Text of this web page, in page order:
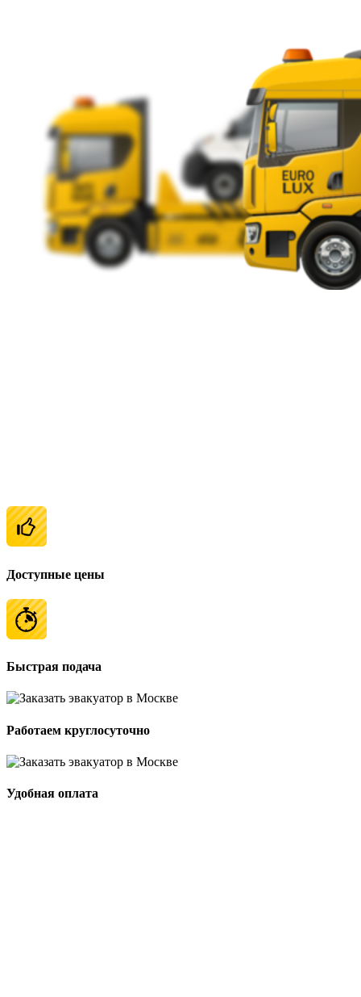
Доступные цены
Быстрая подача
Работаем круглосуточно
Удобная оплата